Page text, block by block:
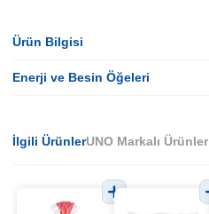
Ürün Bilgisi
Enerji ve Besin Öğeleri
İlgili ÜrünlerUNO Markalı Ürünler